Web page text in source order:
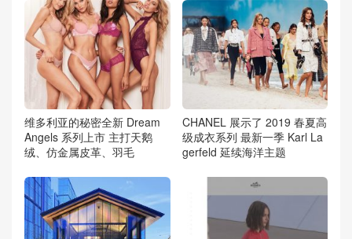
维多利亚的秘密全新 Dream
Angels 系列上市 主打天鹅
绒、仿金属皮革、羽毛
CHANEL 展示了 2019 春夏高
级成衣系列 最新一季 Karl La
gerfeld 延续海洋主题